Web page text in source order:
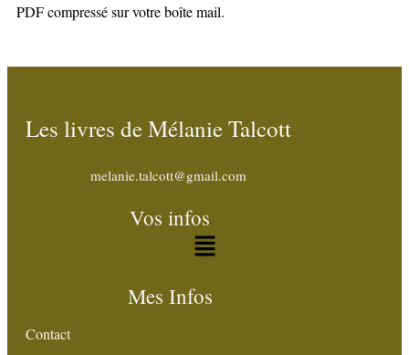
PDF compressé sur votre boîte mail.
Les livres de Mélanie Talcott
melanie.talcott@gmail.com
Vos infos
Mes Infos
Contact